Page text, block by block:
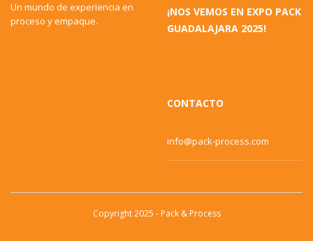
Un mundo de experiencia en
proceso y empaque.
¡NOS VEMOS EN EXPO PACK
GUADALAJARA 2025!
CONTACTO
info@pack-process.com
Copyright 2025 - Pack & Process